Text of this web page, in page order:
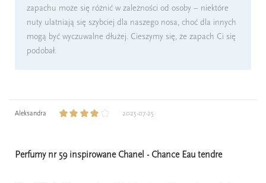
zapachu może się różnić w zależności od osoby – niektóre
nuty ulatniają się szybciej dla naszego nosa, choć dla innych
mogą być wyczuwalne dłużej. Cieszymy się, że zapach Ci się
podobał.
Aleksandra 2025-07-25
Perfumy nr 59 inspirowane Chanel - Chance Eau tendre